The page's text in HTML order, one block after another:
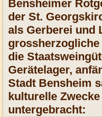
Bensheimer
der St.
als Gerberei und
die
Gerätelager,
Stadt Bensheim
kulturelle
untergebracht: